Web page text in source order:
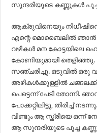
സുന്ദരിയുടെ കണ്ണുകൾ
ആക്രുവിനെയും
എന്റെ മൊബൈലിൽ ഞാൻ
വഴികൾ മന കോട്ടയിലെ
കോണിയുമായി തെളിഞ്ഞു.
സഞ്ചരിച്ചു. ഒടുവിൽ ഒരു
അഴികൾക്കുള്ളിൽ
പെട്ടെന്ന് പേടി
പോക്കറ്റിലിട്ടു, തിരിച്ച്
വീണ്ടും ആ സ്ത്രീയെ ഒന്ന്
ആ സുന്ദരിയുടെ പൂച്ച